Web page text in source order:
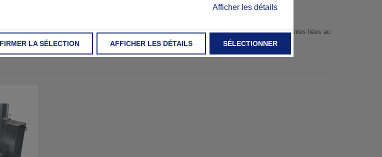
Afficher les détails
LA SÉLECTION AFFICHER LES DÉTAILS SÉLECTIONNER
de manutention en adéquation avec les propriétés des matériaux bruts, du process et des contraintes liées au